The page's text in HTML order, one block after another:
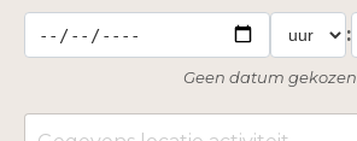
:
Geen datum gekozen